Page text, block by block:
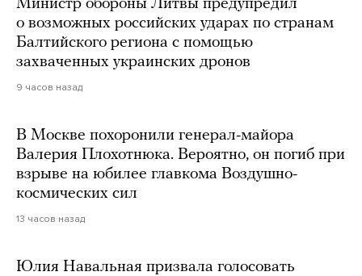
Министр обороны Литвы предупредил
о возможных российских ударах по странам
Балтийского региона с помощью
захваченных украинских дронов
9 часов назад
В Москве похоронили генерал-майора
Валерия Плохотнюка. Вероятно, он погиб при
взрыве на юбилее главкома Воздушно-
космических сил
13 часов назад
Юлия Навальная призвала голосовать